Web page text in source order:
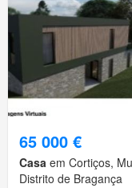
65 000 €
Casa em Cortiços,
Distrito de Bragança